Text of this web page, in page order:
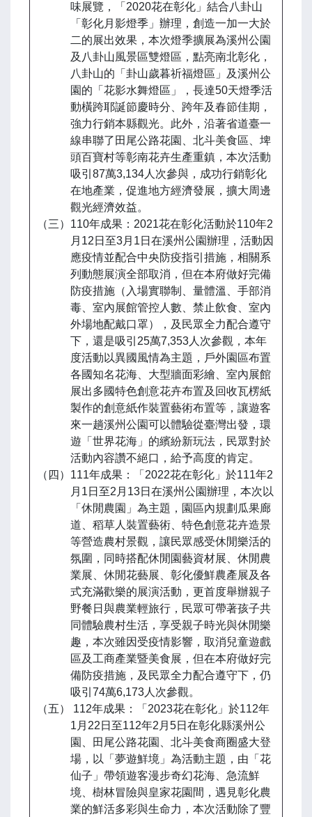
味展覽，「2020花在彰化」結合八卦山
「彰化月影燈季」辦理，創造一加一大於
二的展出效果，本次燈季擴展為溪州公園
及八卦山風景區雙燈區，點亮南北彰化，
八卦山的「卦山歲暮祈福燈區」及溪州公
園的「花影水舞燈區」，長達50天燈季活
動橫跨耶誕節慶時分、跨年及春節佳期，
強力行銷本縣觀光。此外，沿著省道臺一
線串聯了田尾公路花園、北斗美食區、埤
頭百寶村等彰南花卉生產重鎮，本次活動
吸引87萬3,134人次參與，成功行銷彰化
在地產業，促進地方經濟發展，擴大周邊
觀光經濟效益。
（三）110年成果：2021花在彰化活動於110年2
月12日至3月1日在溪州公園辦理，活動因
應疫情並配合中央防疫指引措施，相關系
列動態展演全部取消，但在本府做好完備
防疫措施（入場實聯制、量體溫、手部消
毒、室內展館管控人數、禁止飲食、室內
外場地配戴口罩），及民眾全力配合遵守
下，還是吸引25萬7,353人次參觀，本年
度活動以異國風情為主題，戶外園區布置
各國知名花海、大型牆面彩繪、室內展館
展出多國特色創意花卉布置及回收瓦楞紙
製作的創意紙作裝置藝術布置等，讓遊客
來一趟溪州公園可以體驗從臺灣出發，環
遊「世界花海」的繽紛新玩法，民眾對於
活動內容讚不絕口，給予高度的肯定。
（四）111年成果：「2022花在彰化」於111年2
月1日至2月13日在溪州公園辦理，本次以
「休閒農園」為主題，園區內規劃瓜果廊
道、稻草人裝置藝術、特色創意花卉造景
等營造農村景觀，讓民眾感受休閒樂活的
氛圍，同時搭配休閒園藝資材展、休閒農
業展、休閒花藝展、彰化優鮮農產展及各
式充滿歡樂的展演活動，更首度舉辦親子
野餐日與農業輕旅行，民眾可帶著孩子共
同體驗農村生活，享受親子時光與休閒樂
趣，本次雖因受疫情影響，取消兒童遊戲
區及工商產業暨美食展，但在本府做好完
備防疫措施，及民眾全力配合遵守下，仍
吸引74萬6,173人次參觀。
（五） 112年成果：「2023花在彰化」於112年
1月22日至112年2月5日在彰化縣溪州公
園、田尾公路花園、北斗美食商圈盛大登
場，以「夢遊鮮境」為活動主題，由「花
仙子」帶領遊客漫步奇幻花海、急流鮮
境、樹林冒險與皇家花園間，遇見彰化農
業的鮮活多彩與生命力，本次活動除了豐